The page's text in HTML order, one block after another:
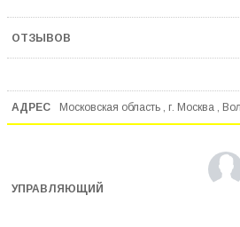
Московская область , г. Москва ,